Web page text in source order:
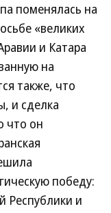
поменялась на
«великих
и Катара
на
также, что
и сделка
что он
победу:
Республики и